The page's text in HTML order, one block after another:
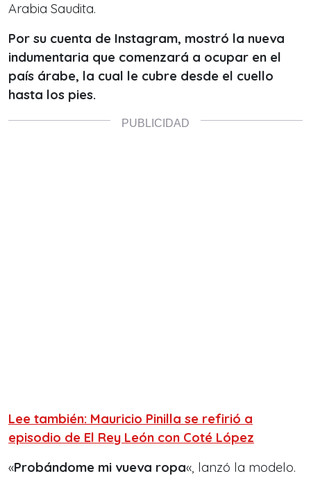
Arabia Saudita.
Por su cuenta de Instagram, mostró la nueva
indumentaria que comenzará a ocupar en el
país árabe, la cual le cubre desde el cuello
hasta los pies.
Lee también: Mauricio Pinilla se refirió a
episodio de El Rey León con Coté López
«Probándome mi vueva ropa«, lanzó la modelo.